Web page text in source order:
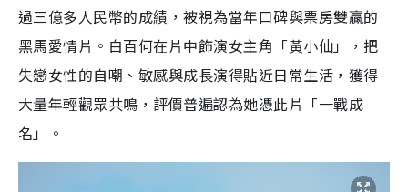
過三億多人民幣的成績，被視為當年口碑與票房雙贏的
黑馬愛情片。白百何在片中飾演女主角「黃小仙」，把
失戀女性的自嘲、敏感與成長演得貼近日常生活，獲得
大量年輕觀眾共鳴，評價普遍認為她憑此片「一戰成
名」。​